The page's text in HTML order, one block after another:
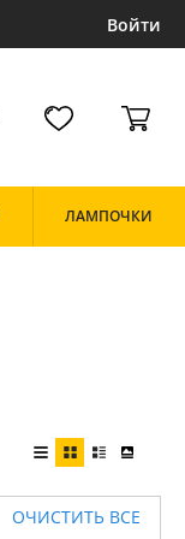
Войти
ЛАМПОЧКИ
ОЧИСТИТЬ ВСЕ